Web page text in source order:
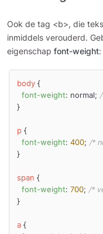
Ook de tag <b>, die
inmiddels verouderd.
eigenschap font-weight:
body {
font-weight: normal;
}
p {
font-weight: 400; /*
}
span {
font-weight: 700; /*
}
a {